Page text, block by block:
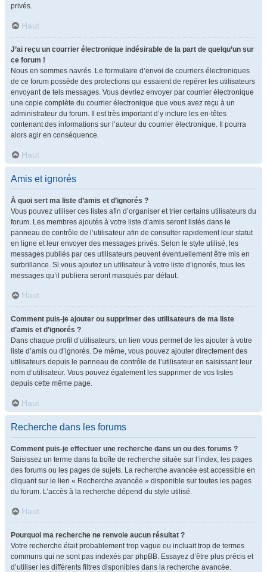
privés.
Haut
J’ai reçu un courrier électronique indésirable de la part de quelqu’un sur
ce forum !
Nous en sommes navrés. Le formulaire d’envoi de courriers électroniques
de ce forum possède des protections qui essaient de repérer les utilisateurs
envoyant de tels messages. Vous devriez envoyer par courrier électronique
une copie complète du courrier électronique que vous avez reçu à un
administrateur du forum. Il est très important d’y inclure les en-têtes
contenant des informations sur l’auteur du courrier électronique. Il pourra
alors agir en conséquence.
Haut
Amis et ignorés
À quoi sert ma liste d’amis et d’ignorés ?
Vous pouvez utiliser ces listes afin d’organiser et trier certains utilisateurs du
forum. Les membres ajoutés à votre liste d’amis seront listés dans le
panneau de contrôle de l’utilisateur afin de consulter rapidement leur statut
en ligne et leur envoyer des messages privés. Selon le style utilisé, les
messages publiés par ces utilisateurs peuvent éventuellement être mis en
surbrillance. Si vous ajoutez un utilisateur à votre liste d’ignorés, tous les
messages qu’il publiera seront masqués par défaut.
Haut
Comment puis-je ajouter ou supprimer des utilisateurs de ma liste
d’amis et d’ignorés ?
Dans chaque profil d’utilisateurs, un lien vous permet de les ajouter à votre
liste d’amis ou d’ignorés. De même, vous pouvez ajouter directement des
utilisateurs depuis le panneau de contrôle de l’utilisateur en saisissant leur
nom d’utilisateur. Vous pouvez également les supprimer de vos listes
depuis cette même page.
Haut
Recherche dans les forums
Comment puis-je effectuer une recherche dans un ou des forums ?
Saisissez un terme dans la boîte de recherche située sur l’index, les pages
des forums ou les pages de sujets. La recherche avancée est accessible en
cliquant sur le lien « Recherche avancée » disponible sur toutes les pages
du forum. L’accès à la recherche dépend du style utilisé.
Haut
Pourquoi ma recherche ne renvoie aucun résultat ?
Votre recherche était probablement trop vague ou incluait trop de termes
communs qui ne sont pas indexés par phpBB. Essayez d’être plus précis et
d’utiliser les différents filtres disponibles dans la recherche avancée.